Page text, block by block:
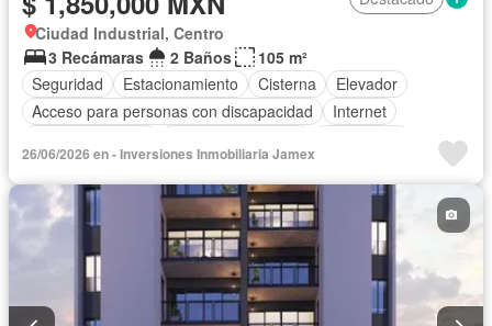
Ciudad Industrial, Centro
3 Recámaras
2 Baños
105 m²
Seguridad
Estacionamiento Cisterna
Elevador
Acceso para personas con discapacidad
Internet
Circuito cerrado de televisión
Agua
Televisión por cable
Gas natural
Recámara con closet
Caseta de vigilancia
Wifi
Cocina integral Solo familias
Permite mascotas
Sin amueblar
26/06/2026 en - Inversiones Inmobiliaria Jamex